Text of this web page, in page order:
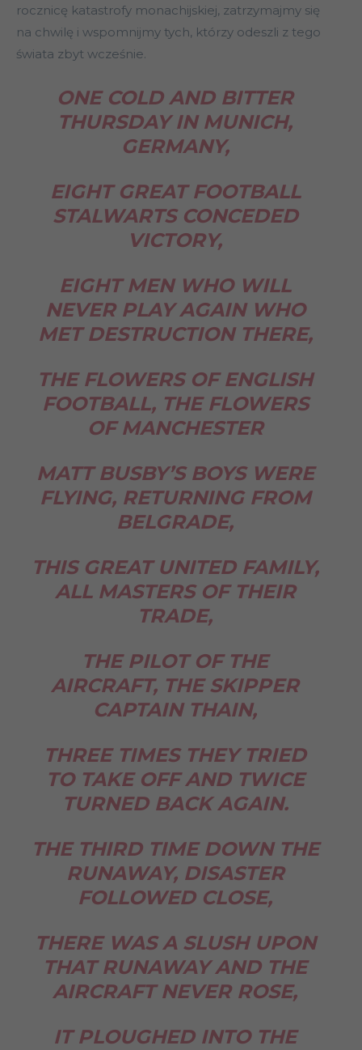
rocznicę katastrofy monachijskiej, zatrzymajmy się
na chwilę i wspomnijmy tych, którzy odeszli z tego
świata zbyt wcześnie.
ONE COLD AND BITTER
THURSDAY IN MUNICH,
GERMANY,
EIGHT GREAT FOOTBALL
STALWARTS CONCEDED
VICTORY,
EIGHT MEN WHO WILL
NEVER PLAY AGAIN WHO
MET DESTRUCTION THERE,
THE FLOWERS OF ENGLISH
FOOTBALL, THE FLOWERS
OF MANCHESTER
MATT BUSBY’S BOYS WERE
FLYING, RETURNING FROM
BELGRADE,
THIS GREAT UNITED FAMILY,
ALL MASTERS OF THEIR
TRADE,
THE PILOT OF THE
AIRCRAFT, THE SKIPPER
CAPTAIN THAIN,
THREE TIMES THEY TRIED
TO TAKE OFF AND TWICE
TURNED BACK AGAIN.
THE THIRD TIME DOWN THE
RUNAWAY, DISASTER
FOLLOWED CLOSE,
THERE WAS A SLUSH UPON
THAT RUNAWAY AND THE
AIRCRAFT NEVER ROSE,
IT PLOUGHED INTO THE